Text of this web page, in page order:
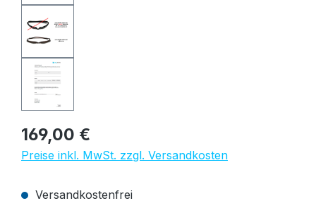
Regulärer Preis:
169,00 €
Preise inkl. MwSt. zzgl. Versandkosten
Versandkostenfrei